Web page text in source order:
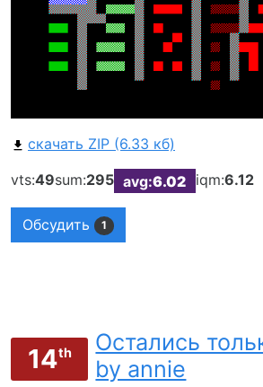
скачать ZIP (6.33 кб)
vts:49sum:295 avg:6.02 iqm:6.12
Обсудить 1
14th
Остались
by annie